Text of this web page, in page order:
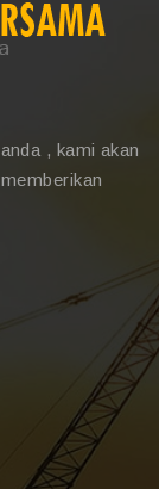
, kami akan